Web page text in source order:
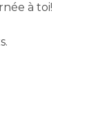
à toi!